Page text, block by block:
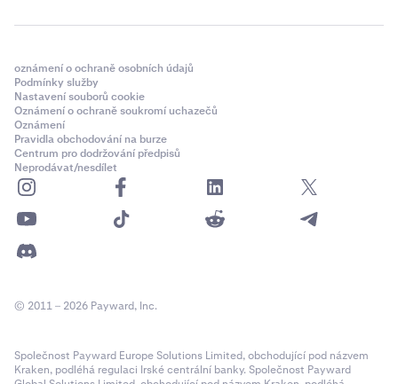
oznámení o ochraně osobních údajů
Podmínky služby
Nastavení souborů cookie
Oznámení o ochraně soukromí uchazečů
Oznámení
Pravidla obchodování na burze
Centrum pro dodržování předpisů
Neprodávat/nesdílet
© 2011 – 2026 Payward, Inc.
Společnost Payward Europe Solutions Limited, obchodující pod názvem
Kraken, podléhá regulaci Irské centrální banky. Společnost Payward